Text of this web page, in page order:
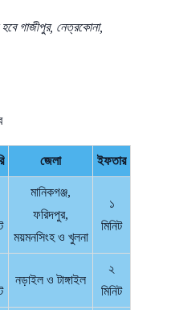
গাজীপুর, নেত্রকোনা,
জেলা ইফতার
মানিকগঞ্জ,
ফরিদপুর,
ময়মনসিংহ ও খুলনা
১
মিনিট
নড়াইল ও টাঙ্গাইল
২
মিনিট